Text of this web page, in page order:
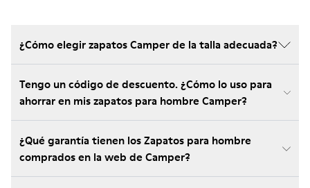
¿Cómo elegir zapatos Camper de la talla adecuada?
Tengo un código de descuento. ¿Cómo lo uso para
ahorrar en mis zapatos para hombre Camper?
¿Qué garantía tienen los Zapatos para hombre
comprados en la web de Camper?